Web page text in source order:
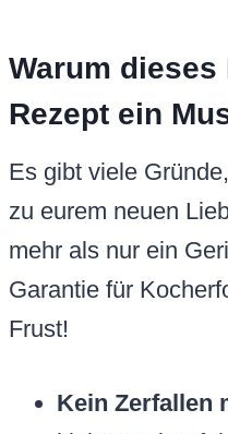
Warum
Rezept ein
Es gibt viele
zu eurem neuen
mehr als nur ein
Garantie für
Frust!
Kein Zerfallen